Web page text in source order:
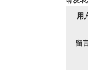
用
留